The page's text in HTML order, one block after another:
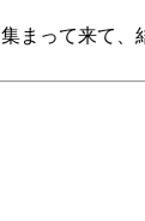
って来て